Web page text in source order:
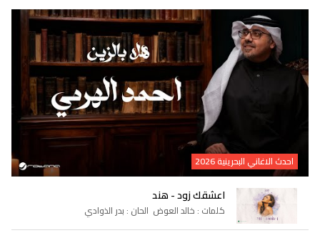
احدث الاغاني البحرينية 2026
اعشقك زود - هند
كلمات : خالد العوض الحان : بدر الذوادي